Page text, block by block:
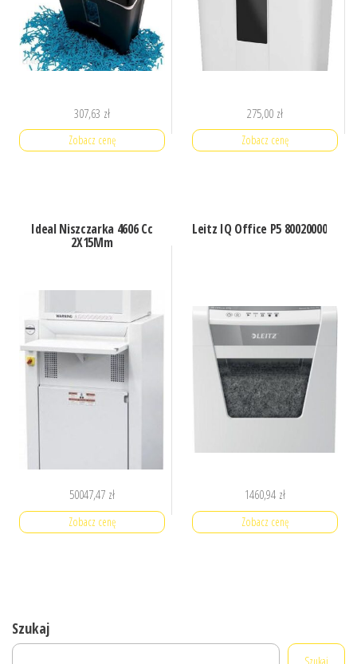
307,63 zł
Zobacz cenę
275,00 zł
Zobacz cenę
Ideal Niszczarka 4606 Cc
2X15Mm
50047,47 zł
Zobacz cenę
Leitz IQ Office P5 80020000
1460,94 zł
Zobacz cenę
Szukaj